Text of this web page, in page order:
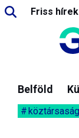
Friss hírek
Belföld